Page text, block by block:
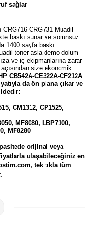
Boyaları
Boyalar
Boyalar
Boyalar
sağlar
CRG731 Muadil
baskı sunar ve sorunsuz
1400 sayfa baskı
toner asla demo dolum
ve iç ekipmanlarına zarar
size ekonomik
CB542A-CE322A-CF212A
da ön plana çıkar ve
CM1312, CP1525,
MF8080, LBP7100,
MF8280
orijinal veya
ulaşabileceğiniz en
tek tıkla tüm